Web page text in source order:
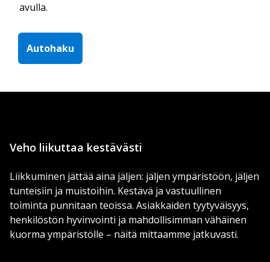
avulla.
Autohaku
Veho liikuttaa kestävästi
Liikkuminen jättää aina jäljen: jäljen ympäristöön, jäljen
tunteisiin ja muistoihin. Kestävä ja vastuullinen
toiminta punnitaan teoissa. Asiakkaiden tyytyväisyys,
henkilöstön hyvinvointi ja mahdollisimman vähäinen
kuorma ympäristölle – näitä mittaamme jatkuvasti.